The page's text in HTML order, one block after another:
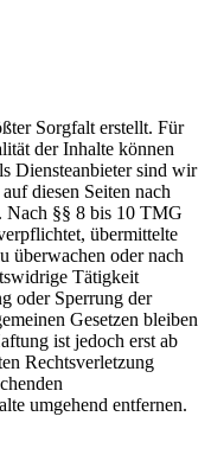
Sorgfalt erstellt. Für
der Inhalte können
Diensteanbieter sind wir
diesen Seiten nach
Nach §§ 8 bis 10 TMG
übermittelte
überwachen oder nach
Tätigkeit
oder Sperrung der
Gesetzen bleiben
ist jedoch erst ab
Rechtsverletzung
umgehend entfernen.